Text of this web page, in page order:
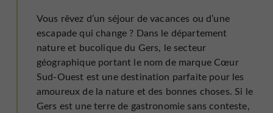
Vous rêvez d’un séjour de vacances ou d’une
escapade qui change ? Dans le département
nature et bucolique du Gers, le secteur
géographique portant le nom de marque Cœur
Sud-Ouest est une destination parfaite pour les
amoureux de la nature et des bonnes choses. Si le
Gers est une terre de gastronomie sans conteste,